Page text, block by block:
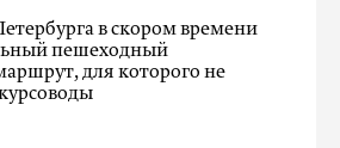
в скором времени
пешеходный
для которого не